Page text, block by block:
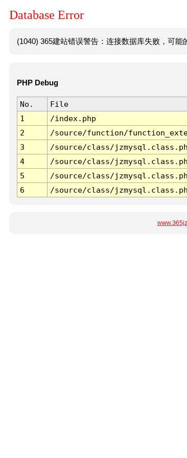
Database Error
(1040) 365建站错误警告：连接数据库失败，可能
PHP Debug
No. File
1
/index.php
2
/source/function/
3
/source/class/
4
/source/class/
5
/source/class/
6
/source/class/